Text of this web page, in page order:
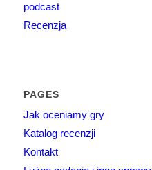
podcast
Recenzja
PAGES
Jak oceniamy gry
Katalog recenzji
Kontakt